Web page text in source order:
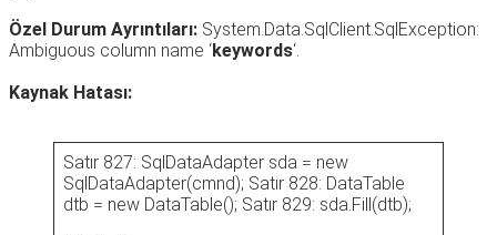
Özel Durum Ayrıntıları: System.Data.SqlClient.SqlException:
Ambiguous column name ‘keywords‘.
Kaynak Hatası:
Satır 827: SqlDataAdapter sda = new
SqlDataAdapter(cmnd); Satır 828: DataTable
dtb = new DataTable(); Satır 829: sda.Fill(dtb);